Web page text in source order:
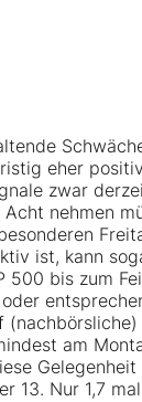
eher
zwar
nehmen
ist, kann
500 bis zum
am
13. Nur 1,7